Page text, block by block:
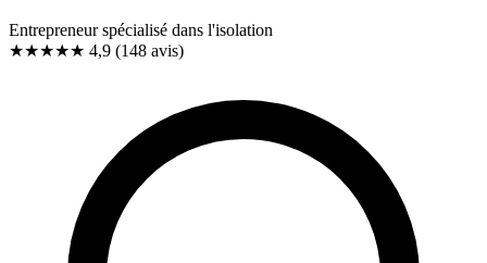
Entrepreneur spécialisé dans l'isolation
★★★★★ 4,9 (148 avis)